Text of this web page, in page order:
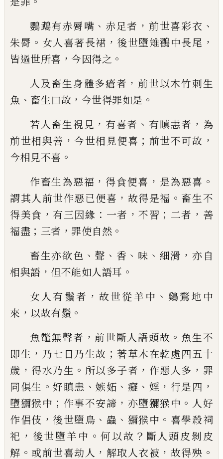
鸚鵡有赤脣嘴 、 赤足者 ， 前世喜彩衣 、
朱脣 。 女人喜著長裙 ， 後世墮雉鸐中長尾 ，
皆過世所喜 ， 今因得之 。
人及畜生身體多瘡者 ，前世以木竹刺生
魚 、 畜生口故 ， 今世得罪如是 。
若人畜生視見 ， 有喜者 、 有瞋恚者 ， 為
前世相與善 ， 今世相見便喜 ； 前世不可故 ，
今相見不喜 。
作畜生為惡福 ， 得食便喜 ， 是為惡喜 。
謂其人前世作惡已便喜 ， 故得是福 。 畜生不
得美食 ， 有三因緣 ： 一者 ，不習 ； 二者 ， 善
福盡 ； 三者 ， 罪使自然 。
畜生亦欲色 、 聲 、 香 、 味 、 細滑 ， 亦自
相與語 ， 但不能如人語耳 。
女人有鬚者 ，故世從羊中 、 鷄鶩地 中
來 ， 以故有鬚 。
魚鼈無聲者 ，前世斷人語頭故 。 魚生不
即生 ， 乃七日乃生故 ； 著草木在乾處四五十
歲 ， 得水乃生 。 所以多子者 ， 作惡人多 ， 罪
同俱生 。好瞋恚 、嫉妬 、 癡 、 婬 ， 行是四 ，
墮獼猴中 ； 作事不安諦 ， 亦墮獼猴中 。 人好
作倡伎 ， 後世墮鳥 、 蟲 、 獼猴中 。 喜學殺祠
祀 ， 後世墮羊中 。何以故 ？ 斷人頭皮剝皮
解 。 或前世喜劫人 ， 解取人衣被 ， 故得殃 。